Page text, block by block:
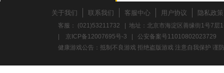
关于我们 联系我们 客服中心 用户协议 隐私政策
客服： (021)53211732 | 地址：北京市海淀区善缘街1号7
京ICP备12007695号-3
公安备案号11010802023729
健康游戏公告：抵制不良游戏 拒绝盗版游戏 注意自我保护 谨